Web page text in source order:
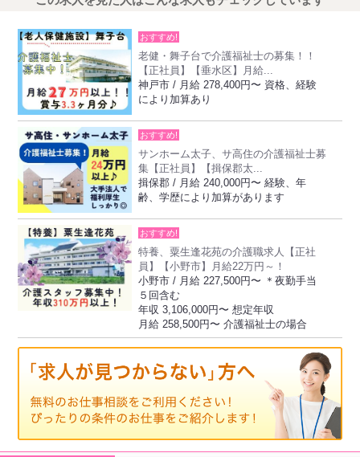
おすすめ!
老健・舞子台で介護福祉士の募集！！
【正社員】【垂水区】月給...
神戸市 / 月給 278,400円〜 資格、経験
により加算あり
おすすめ!
サンホーム太子、サ高住の介護福祉士募
集【正社員】【揖保郡太...
揖保郡 / 月給 240,000円〜 経験、年
齢、学歴により加算があります
おすすめ!
特養、粟生逢花苑の介護職求人【正社
員】【小野市】月給22万円～！
小野市 / 月給 227,500円〜 ＊夜勤手当
５回含む
年収 3,106,000円〜 想定年収
月給 258,500円〜 介護福祉士の場合